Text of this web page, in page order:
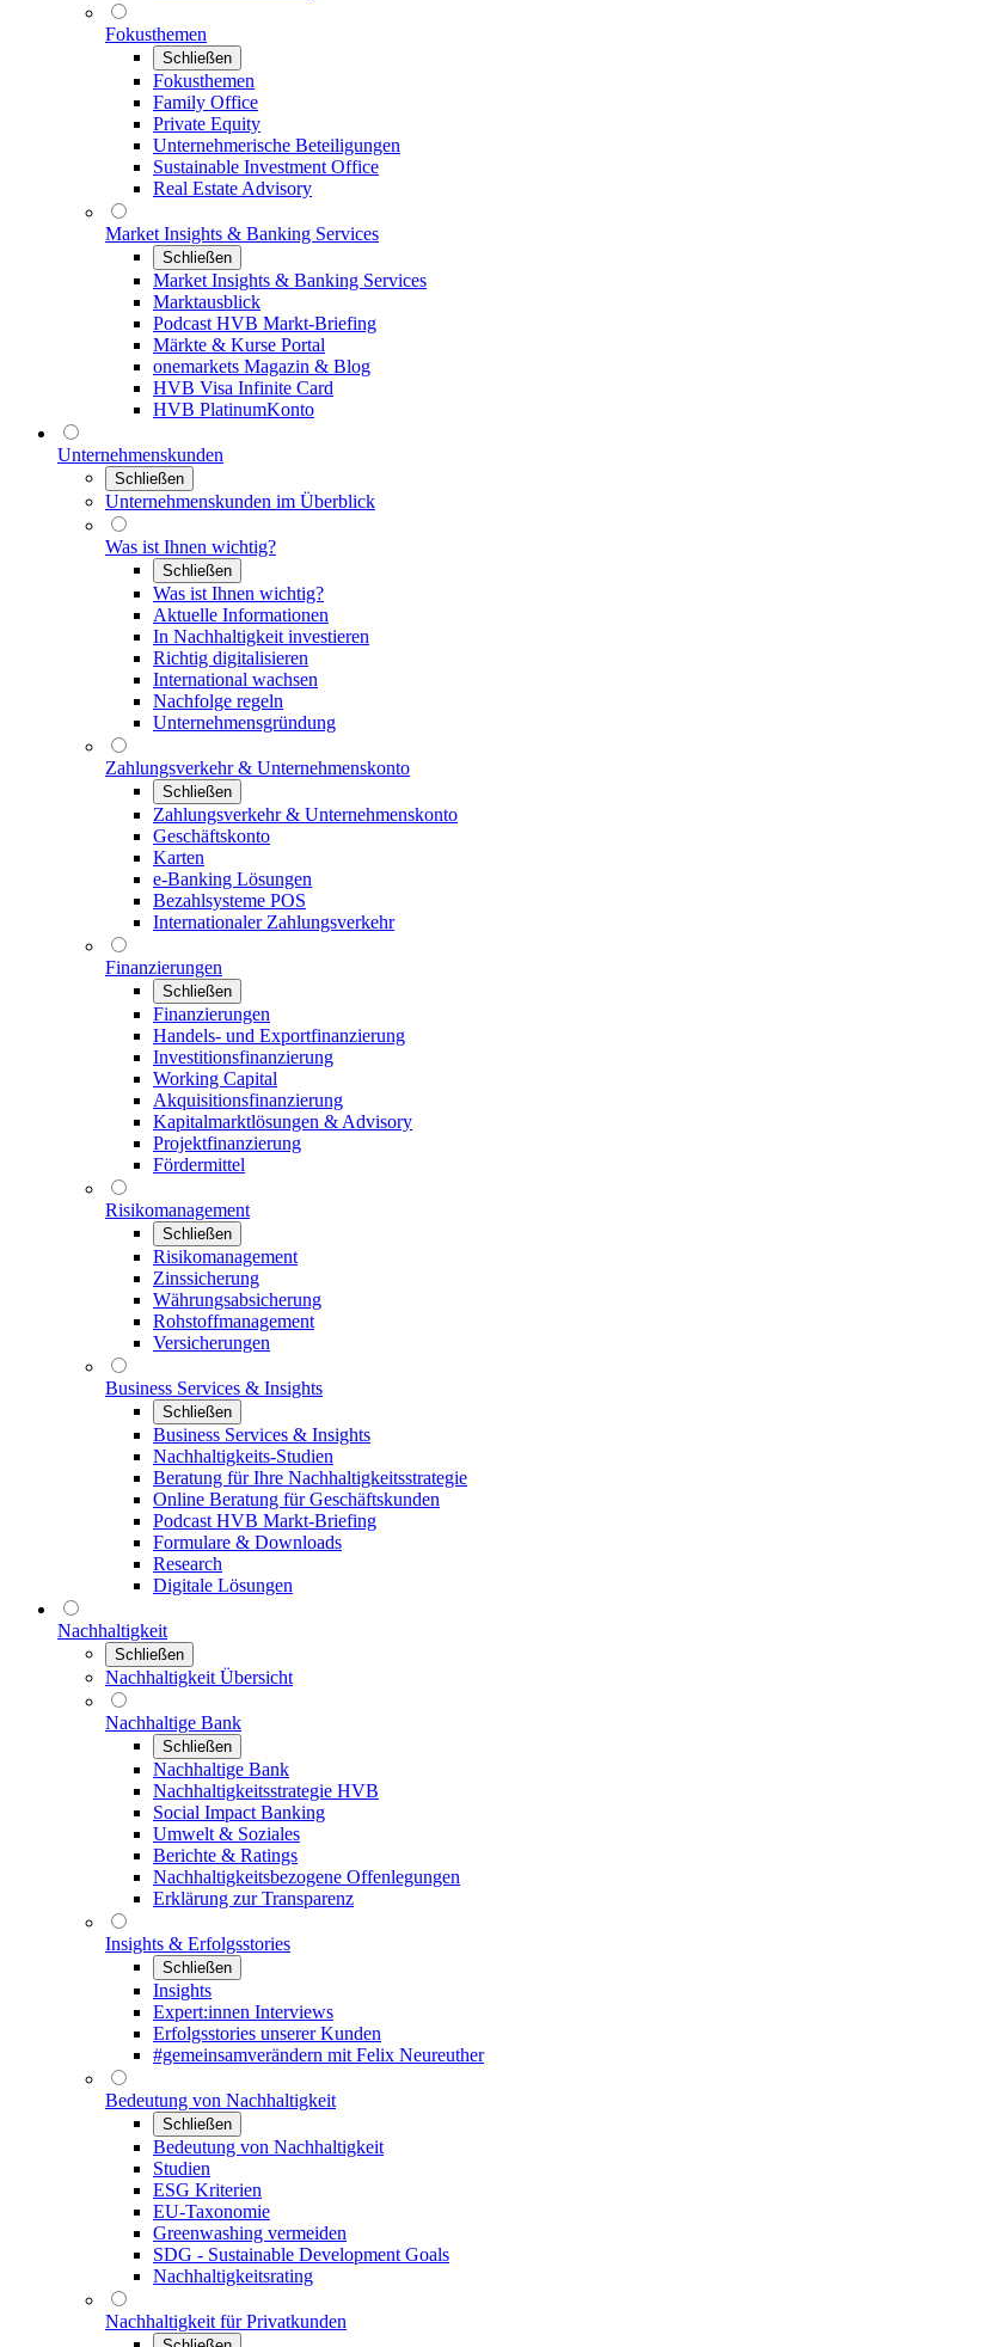
Fokusthemen
Schließen
Fokusthemen
Family Office
Private Equity
Unternehmerische Beteiligungen
Sustainable Investment Office
Real Estate Advisory
Market Insights & Banking Services
Schließen
Market Insights & Banking Services
Marktausblick
Podcast HVB Markt-Briefing
Märkte & Kurse Portal
onemarkets Magazin & Blog
HVB Visa Infinite Card
HVB PlatinumKonto
Unternehmenskunden
Schließen
Unternehmenskunden im Überblick
Was ist Ihnen wichtig?
Schließen
Was ist Ihnen wichtig?
Aktuelle Informationen
In Nachhaltigkeit investieren
Richtig digitalisieren
International wachsen
Nachfolge regeln
Unternehmensgründung
Zahlungsverkehr & Unternehmenskonto
Schließen
Zahlungsverkehr & Unternehmenskonto
Geschäftskonto
Karten
e-Banking Lösungen
Bezahlsysteme POS
Internationaler Zahlungsverkehr
Finanzierungen
Schließen
Finanzierungen
Handels- und Exportfinanzierung
Investitionsfinanzierung
Working Capital
Akquisitionsfinanzierung
Kapitalmarktlösungen & Advisory
Projektfinanzierung
Fördermittel
Risikomanagement
Schließen
Risikomanagement
Zinssicherung
Währungsabsicherung
Rohstoffmanagement
Versicherungen
Business Services & Insights
Schließen
Business Services & Insights
Nachhaltigkeits-Studien
Beratung für Ihre Nachhaltigkeitsstrategie
Online Beratung für Geschäftskunden
Podcast HVB Markt-Briefing
Formulare & Downloads
Research
Digitale Lösungen
Nachhaltigkeit
Schließen
Nachhaltigkeit Übersicht
Nachhaltige Bank
Schließen
Nachhaltige Bank
Nachhaltigkeitsstrategie HVB
Social Impact Banking
Umwelt & Soziales
Berichte & Ratings
Nachhaltigkeitsbezogene Offenlegungen
Erklärung zur Transparenz
Insights & Erfolgsstories
Schließen
Insights
Expert:innen Interviews
Erfolgsstories unserer Kunden
#gemeinsamverändern mit Felix Neureuther
Bedeutung von Nachhaltigkeit
Schließen
Bedeutung von Nachhaltigkeit
Studien
ESG Kriterien
EU-Taxonomie
Greenwashing vermeiden
SDG - Sustainable Development Goals
Nachhaltigkeitsrating
Nachhaltigkeit für Privatkunden